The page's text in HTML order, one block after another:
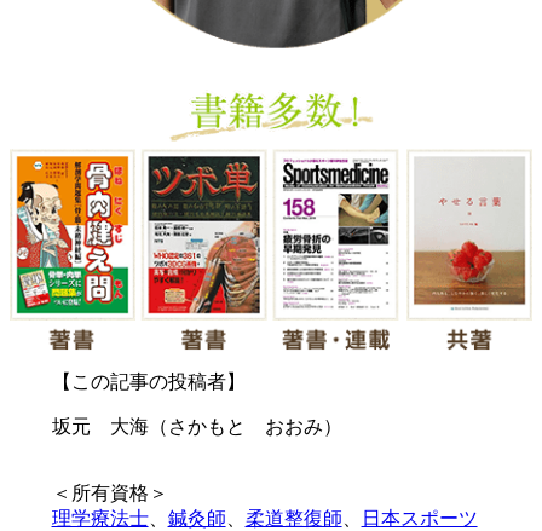
【この記事の投稿者】
坂元 大海（さかもと おおみ）
＜所有資格＞
理学療法士、 鍼灸師 柔道整復師
日本スポーツ